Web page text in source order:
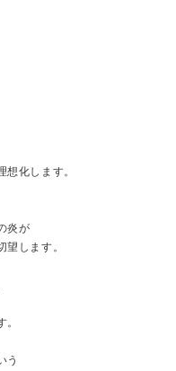
化します。
炎が
します。
う